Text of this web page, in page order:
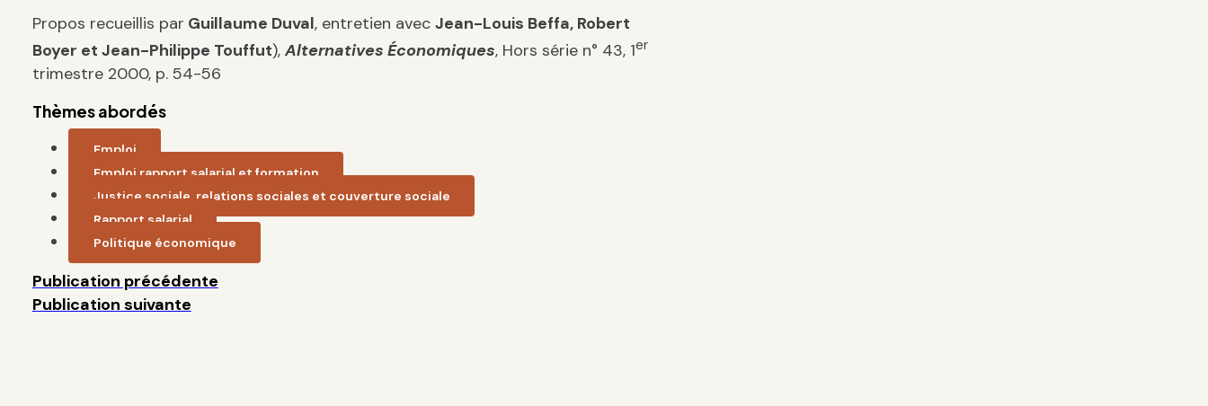
Propos recueillis par Guillaume Duval, entretien avec Jean-Louis Beffa, Robert
Boyer et Jean-Philippe Touffut),Alternatives Économiques, Hors série n° 43, 1er
trimestre 2000, p. 54-56
Thèmes abordés
Emploi
Emploi,rapport salarial et formation
Justice sociale, relations sociales et couverture sociale
Rapport salarial
Politique économique
Publication précédente
Publication suivante